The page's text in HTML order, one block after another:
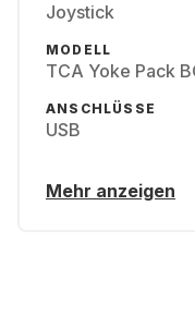
Joystick
MODELL
TCA Yoke Pack
ANSCHLÜSSE
USB
Mehr anzeigen